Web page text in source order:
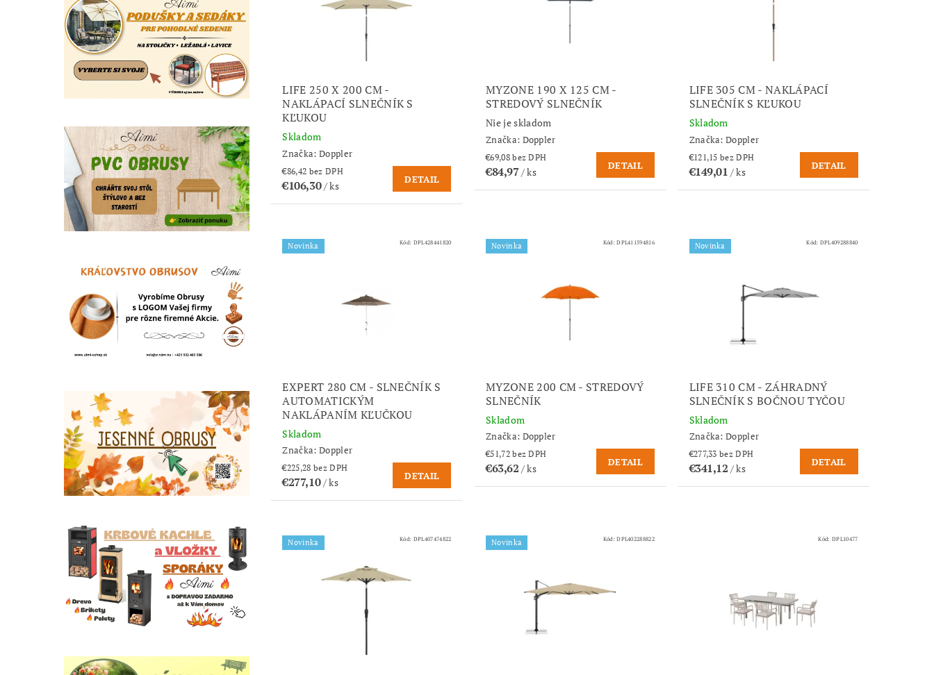
LIFE 250 X 200 CM -
NAKLÁPACÍ SLNEČNÍK S
KĽUKOU
Skladom
Značka: Doppler
€86,42 bez DPH
€106,30/ ks
DETAIL
MYZONE 190 X 125 CM -
STREDOVÝ SLNEČNÍK
Nie je skladom
Značka: Doppler
€69,08 bez DPH
€84,97/ ks
DETAIL
LIFE 305 CM - NAKLÁPACÍ
SLNEČNÍK S KĽUKOU
Skladom
Značka:Doppler
€121,15 bez DPH
€149,01 / ks
DETAIL
Novinka Kód: DPL428441820
EXPERT 280 CM - SLNEČNÍK S
AUTOMATICKÝM
NAKLÁPANÍM KĽUČKOU
Skladom
Značka: Doppler
€225,28 bez DPH
€277,10/ ks
DETAIL
Novinka Kód:DPL411594816
MYZONE 200 CM - STREDOVÝ
SLNEČNÍK
Skladom
Značka: Doppler
€51,72 bez DPH
€63,62 / ks
DETAIL
Novinka Kód: DPL409288840
LIFE 310 CM - ZÁHRADNÝ
SLNEČNÍK S BOČNOU TYČOU
Skladom
Značka:Doppler
€277,33 bez DPH
€341,12 / ks
DETAIL
Novinka Kód: DPL407474822 Novinka Kód:DPL402288822 Kód:DPL10477